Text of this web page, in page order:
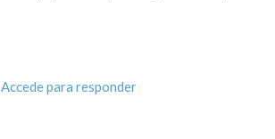
Accede para responder